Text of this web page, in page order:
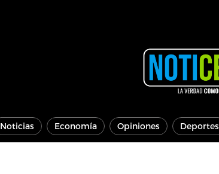
Noticias Economía Opiniones Deportes